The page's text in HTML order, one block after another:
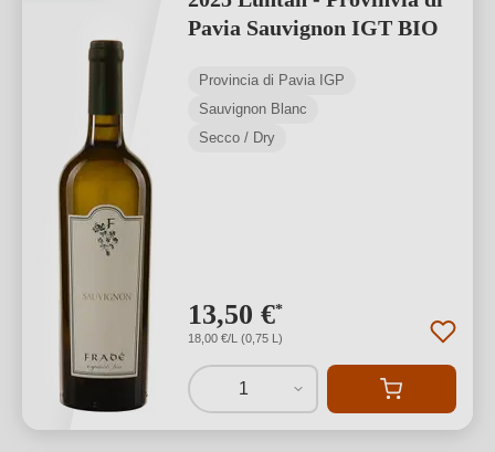
Pavia Sauvignon IGT BIO
Provincia di Pavia IGP
Sauvignon Blanc
Secco / Dry
13,50 €*
18,00 €/L (0,75 L)
1